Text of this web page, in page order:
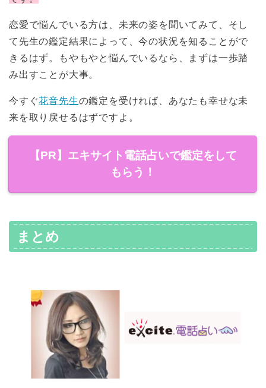
恋愛で悩んでいる方は、未来の姿を聞いてみて、そし
て先生の鑑定結果によって、今の状況を知ることがで
きるはず。もやもやと悩んでいるなら、まずは一歩踏
み出すことが大事。
今すぐ花音先生の鑑定を受ければ、あなたも幸せな未
来を取り戻せるはずですよ。
【PR】エキサイト電話占いで鑑定をして
もらう！
まとめ